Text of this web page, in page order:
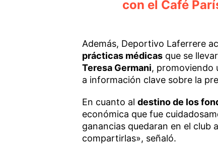
con el Café
Además, Deportivo Laferrere
prácticas médicasque se
Teresa Germani, promoviendo
a información clave sobre la
En cuanto al destino de los
económica que fue
ganancias quedaran en el club
compartirlas», señaló.